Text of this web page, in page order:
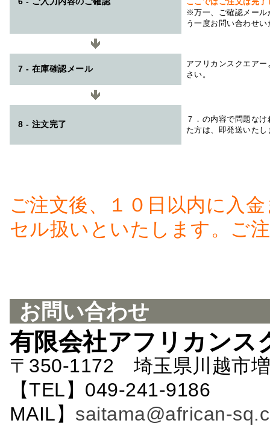
※万一、ご確認メール
う一度お問い合わせ
7 - 在庫確認メール
アフリカンスクエアー
さい。
8 - 注文完了
７．の内容で問題な
た方は、即発送いたし
ご注文後、１０日以内に入
セル扱いといたします。ご
お問い合わせ
有限会社アフリカンス
〒350-1172 埼玉県川越市
【TEL】049-241-
MAIL】 saitama@african-